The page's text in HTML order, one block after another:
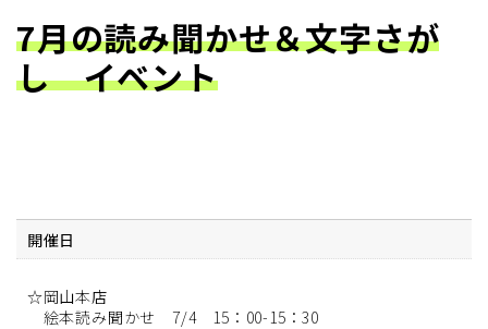
7月の読み聞かせ＆文字さが
し イベント
開催日
☆岡山本店
絵本読み聞かせ 7/4 15：00-15：30